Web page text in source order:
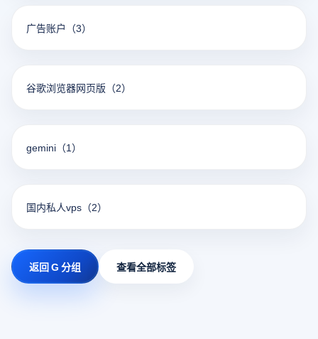
广告账户 （3）
谷歌浏览器网页版 （2）
gemini （1）
国内私人vps （2）
返回 G 分组 查看全部标签